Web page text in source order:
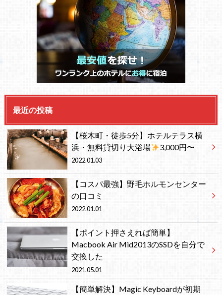
最近の投稿
【桜木町・徒歩5分】ホテルテラス横
浜・無料貸切り大浴場
3,000円〜
2022.01.03
【コスパ最強】野毛ホルモンセンター
の口コミ
2022.01.01
【ポイント押さえれば簡単】
Macbook Air Mid2013のSSDを自分で
交換した
2021.05.01
【簡単解決】Magic Keyboardが初期